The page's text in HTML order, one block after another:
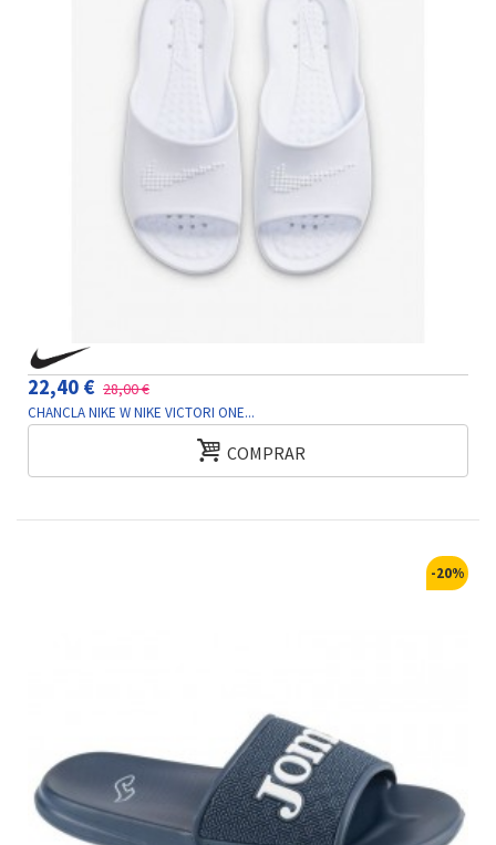
22,40 € 28,00 €
CHANCLA NIKE W NIKE VICTORI ONE...
COMPRAR
-20%